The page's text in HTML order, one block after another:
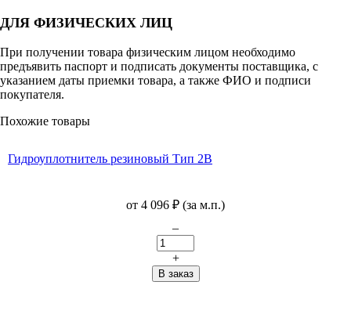
ДЛЯ ФИЗИЧЕСКИХ ЛИЦ
При получении товара физическим лицом необходимо
предъявить паспорт и подписать документы поставщика, с
указанием даты приемки товара, а также ФИО и подписи
покупателя.
Похожие товары
Гидроуплотнитель резиновый Тип 2В
от 4 096 ₽ (за м.п.)
–
+